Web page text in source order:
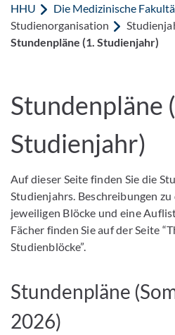
HHU Die Medizinische
Studienorganisation
Stundenpläne (1. Studienjahr)
Stundenpläne
Studienjahr)
Auf dieser Seite finden Sie die
Studienjahrs. Beschreibungen
jeweiligen Blöcke und eine
Fächer finden Sie auf der Seite
Studienblöcke”.
Stundenpläne
2026)